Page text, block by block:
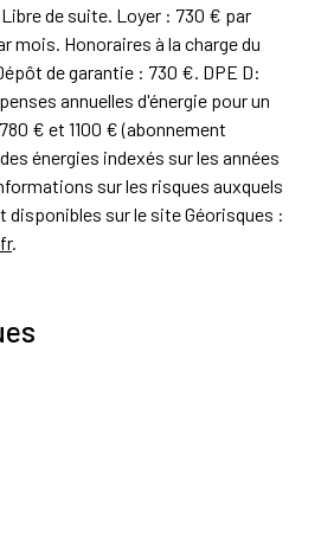
de suite. Loyer : 730 € par
mois. Honoraires à la charge du
de garantie : 730 €. DPE D:
annuelles d'énergie pour un
€ et 1100 € (abonnement
énergies indexés sur les années
sur les risques auxquels
disponibles sur le site Géorisques :
.